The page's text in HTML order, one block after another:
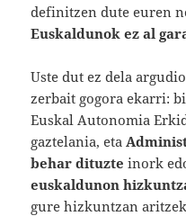
definitzen dute euren
Euskaldunok ez al
Uste dut ez dela
zerbait gogora ekarri:
Euskal Autonomia
gaztelania, eta
behar dituzte inork
euskaldunon
gure hizkuntzan